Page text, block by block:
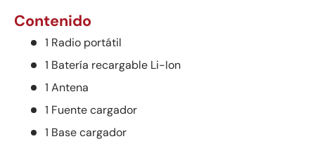
Contenido
1 Radio portátil
1 Batería recargable Li-Ion
1 Antena
1 Fuente cargador
1 Base cargador